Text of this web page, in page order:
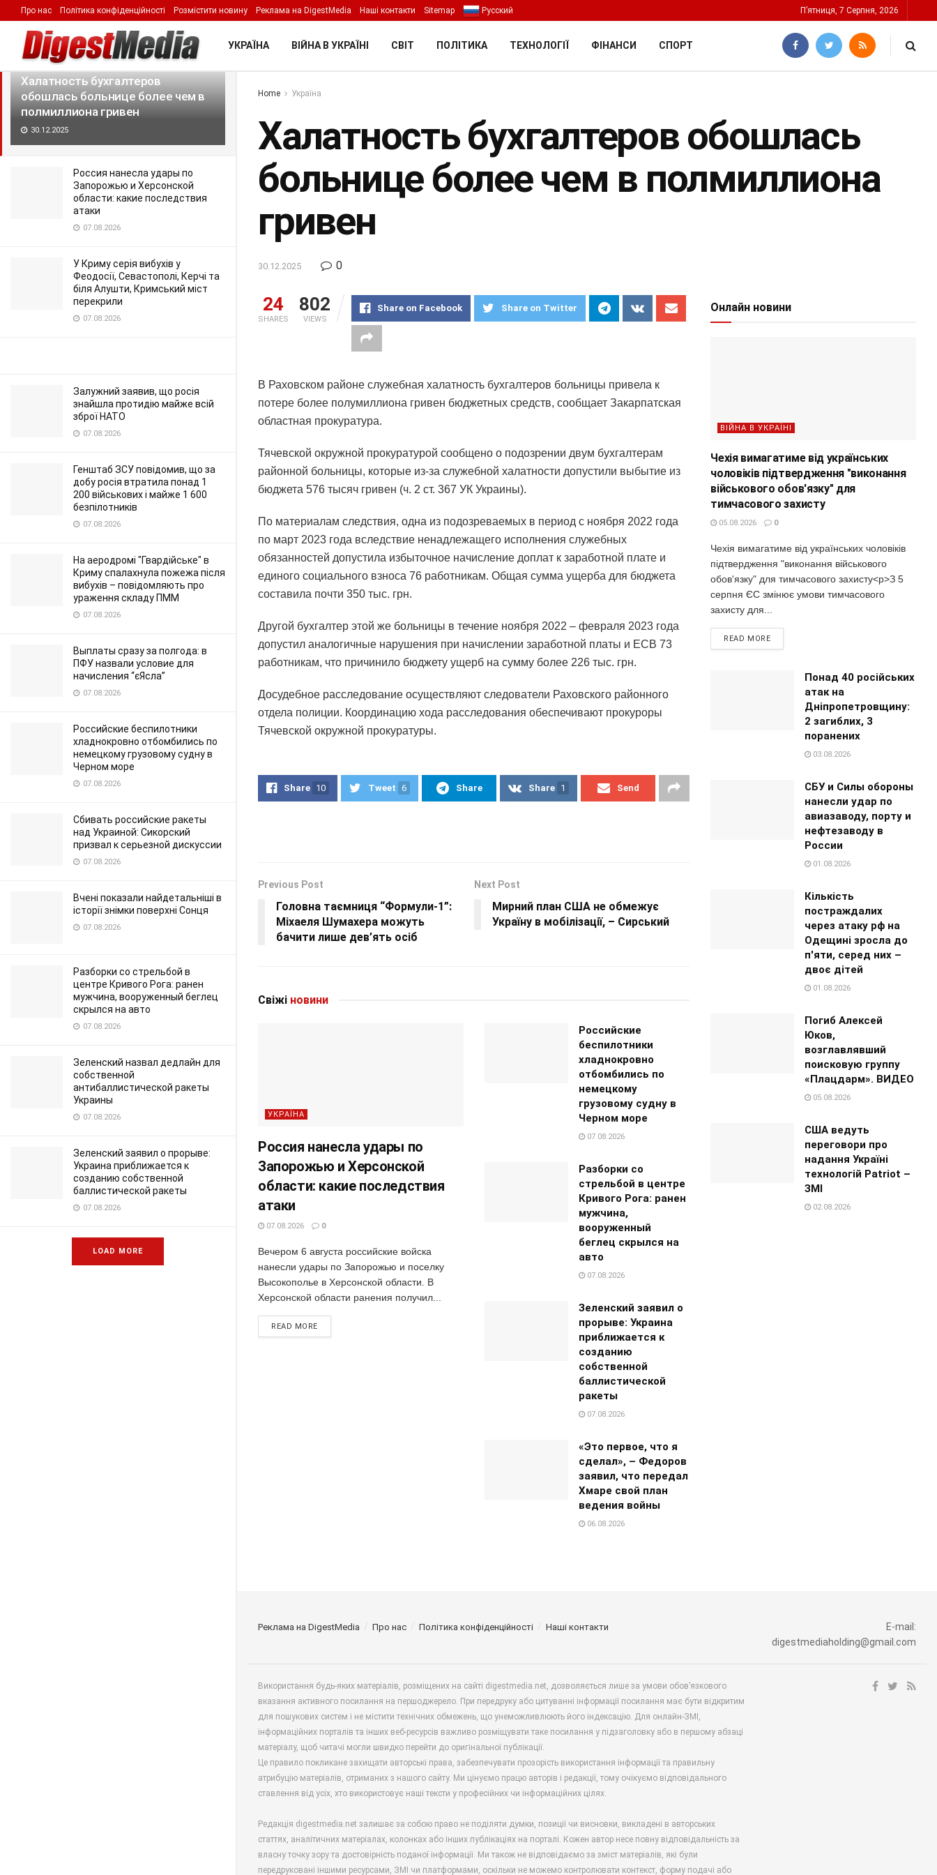
LATEST TRENDING Filter
Халатность бухгалтеров
обошлась больнице более чем в
полмиллиона гривен
30.12.2025
Россия нанесла удары по
Запорожью и Херсонской
области: какие последствия
атаки
07.08.2026
У Криму серія вибухів у
Феодосії, Севастополі, Керчі та
біля Алушти, Кримський міст
перекрили
07.08.2026
Залужний заявив, що росія
знайшла протидію майже всій
зброї НАТО
07.08.2026
Генштаб ЗСУ повідомив, що за
добу росія втратила понад 1
200 військових і майже 1 600
безпілотників
07.08.2026
На аеродромі "Гвардійське" в
Криму спалахнула пожежа після
вибухів – повідомляють про
ураження складу ПММ
07.08.2026
Выплаты сразу за полгода: в
ПФУ назвали условие для
начисления “єЯсла”
07.08.2026
Российские беспилотники
хладнокровно отбомбились по
немецкому грузовому судну в
Черном море
07.08.2026
Сбивать российские ракеты
над Украиной: Сикорский
призвал к серьезной дискуссии
07.08.2026
Вчені показали найдетальніші в
історії знімки поверхні Сонця
07.08.2026
Разборки со стрельбой в
центре Кривого Рога: ранен
мужчина, вооруженный беглец
скрылся на авто
07.08.2026
Зеленский назвал дедлайн для
собственной
антибаллистической ракеты
Украины
07.08.2026
Зеленский заявил о прорыве:
Украина приближается к
созданию собственной
баллистической ракеты
07.08.2026
LOAD MORE
Про нас Політика конфіденційності Розмістити новину Реклама на DigestMedia Наші контакти Sitemap Русский П’ятниця, 7 Серпня, 2026
УКРАЇНА ВІЙНА В УКРАЇНІ СВІТ ПОЛІТИКА ТЕХНОЛОГІЇ ФІНАНСИ СПОРТ
Home Україна
Халатность бухгалтеров обошлась
больнице более чем в полмиллиона
гривен
30.12.2025 0
24
SHARES
802
VIEWS
Share on Facebook Share on Twitter
В Раховском районе служебная халатность бухгалтеров больницы привела к
потере более полумиллиона гривен бюджетных средств, сообщает Закарпатская
областная прокуратура.
Тячевской окружной прокуратурой сообщено о подозрении двум бухгалтерам
районной больницы, которые из-за служебной халатности допустили выбытие из
бюджета 576 тысяч гривен (ч. 2 ст. 367 УК Украины).
По материалам следствия, одна из подозреваемых в период с ноября 2022 года
по март 2023 года вследствие ненадлежащего исполнения служебных
обязанностей допустила избыточное начисление доплат к заработной плате и
единого социального взноса 76 работникам. Общая сумма ущерба для бюджета
составила почти 350 тыс. грн.
Другой бухгалтер этой же больницы в течение ноября 2022 – февраля 2023 года
допустил аналогичные нарушения при начислении заработной платы и ЕСВ 73
работникам, что причинило бюджету ущерб на сумму более 226 тыс. грн.
Досудебное расследование осуществляют следователи Раховского районного
отдела полиции. Координацию хода расследования обеспечивают прокуроры
Тячевской окружной прокуратуры.
Share 10 Tweet 6 Share Share 1 Send
Previous Post
Головна таємниця “Формули-1”:
Міхаеля Шумахера можуть
бачити лише дев’ять осіб
Next Post
Мирний план США не обмежує
Україну в мобілізації, – Сирський
Свіжі новини
УКРАЇНА
Россия нанесла удары по
Запорожью и Херсонской
области: какие последствия
атаки
07.08.2026 0
Вечером 6 августа российские войска
нанесли удары по Запорожью и поселку
Высокополье в Херсонской области. В
Херсонской области ранения получил...
READ MORE
Российские
беспилотники
хладнокровно
отбомбились по
немецкому
грузовому судну в
Черном море
07.08.2026
Разборки со
стрельбой в центре
Кривого Рога: ранен
мужчина,
вооруженный
беглец скрылся на
авто
07.08.2026
Зеленский заявил о
прорыве: Украина
приближается к
созданию
собственной
баллистической
ракеты
07.08.2026
«Это первое, что я
сделал», – Федоров
заявил, что передал
Хмаре свой план
ведения войны
06.08.2026
Онлайн новини
ВІЙНА В УКРАЇНІ
Чехія вимагатиме від українських
чоловіків підтвердження "виконання
військового обов'язку" для
тимчасового захисту
05.08.2026 0
Чехія вимагатиме від українських чоловіків
підтвердження "виконання військового
обов'язку" для тимчасового захисту<p>З 5
серпня ЄС змінює умови тимчасового
захисту для...
READ MORE
Понад 40 російських
атак на
Дніпропетровщину:
2 загиблих, 3
поранених
03.08.2026
СБУ и Силы обороны
нанесли удар по
авиазаводу, порту и
нефтезаводу в
России
01.08.2026
Кількість
постраждалих
через атаку рф на
Одещині зросла до
п'яти, серед них –
двоє дітей
01.08.2026
Погиб Алексей
Юков,
возглавлявший
поисковую группу
«Плацдарм». ВИДЕО
05.08.2026
США ведуть
переговори про
надання Україні
технологій Patriot –
ЗМІ
02.08.2026
Реклама на DigestMedia Про нас Політика конфіденційності Наші контакти
E-mail:
digestmediaholding@gmail.com
Використання будь-яких матеріалів, розміщених на сайті digestmedia.net, дозволяється лише за умови обов’язкового
вказання активного посилання на першоджерело. При передруку або цитуванні інформації посилання має бути відкритим
для пошукових систем і не містити технічних обмежень, що унеможливлюють його індексацію. Для онлайн-ЗМІ,
інформаційних порталів та інших веб-ресурсів важливо розміщувати таке посилання у підзаголовку або в першому абзаці
матеріалу, щоб читачі могли швидко перейти до оригінальної публікації.
Це правило покликане захищати авторські права, забезпечувати прозорість використання інформації та правильну
атрибуцію матеріалів, отриманих з нашого сайту. Ми цінуємо працю авторів і редакції, тому очікуємо відповідального
ставлення від усіх, хто використовує наші тексти у професійних чи інформаційних цілях.
Редакція digestmedia.net залишає за собою право не поділяти думки, позиції чи висновки, викладені в авторських
статтях, аналітичних матеріалах, колонках або інших публікаціях на порталі. Кожен автор несе повну відповідальність за
власну точку зору та достовірність поданої інформації. Ми також не відповідаємо за зміст матеріалів, які були
передруковані іншими ресурсами, ЗМІ чи платформами, оскільки не можемо контролювати контекст, форму подачі або